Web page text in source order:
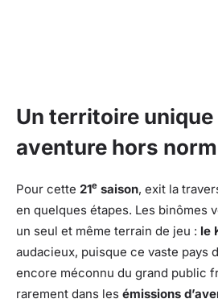
Un territoire
aventure hors
Pour cette 21e saison, exit la
en quelques étapes. Les binômes
un seul et même terrain de jeu : le
audacieux, puisque ce vaste pays
encore méconnu du grand public
rarement dans les émissions